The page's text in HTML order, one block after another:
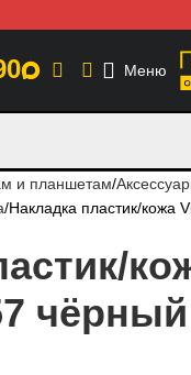
Меню
и планшетам
Накладка пластик/кожа
чёрный